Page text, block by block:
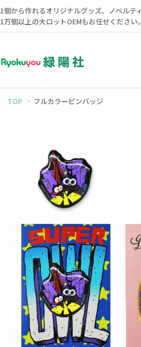
1個から作れるオリジナルグッズ、ノベルテ
1万個以上の大ロットOEMもお任せください。
TOP フルカラーピンバッジ